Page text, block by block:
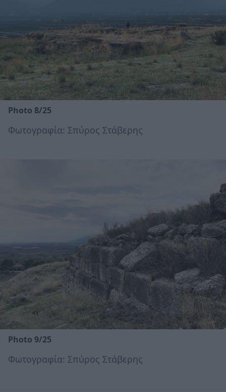
Photo 8/25
Φωτογραφία: Σπύρος Στάβερης
Photo 9/25
Φωτογραφία: Σπύρος Στάβερης